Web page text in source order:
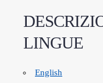
LINGUE
English